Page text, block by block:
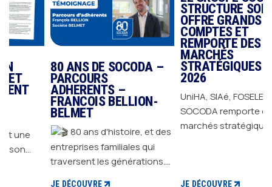
80 ANS DE SOCODA –
PARCOURS
ADHERENTS –
FRANCOIS BELLION-
BELMET
80 ans d'histoire, et des
entreprises familiales qui
traversent les générations.
JE DÉCOUVRE
LE GROUPE SOCODA
STRUCTURE SON
OFFRE GRANDS
COMPTES ET
REMPORTE DES
MARCHÉS
STRATÉGIQUES EN
2026
UniHA, SIAé, FOSELEV…
SOCODA remporte des